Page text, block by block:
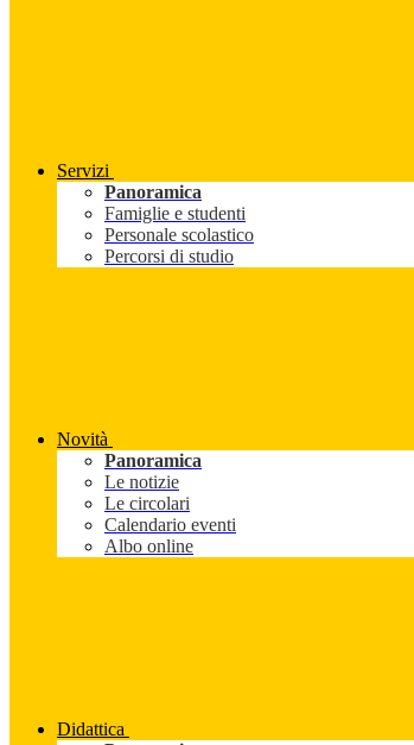
Servizi
Panoramica
Famiglie e studenti
Personale scolastico
Percorsi di studio
Novità
Panoramica
Le notizie
Le circolari
Calendario eventi
Albo online
Didattica